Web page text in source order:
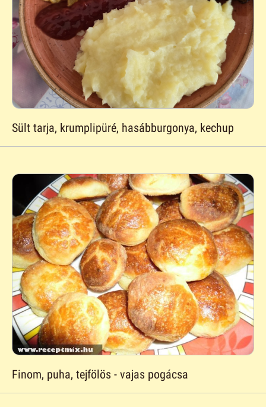
Sült tarja, krumplipüré, hasábburgonya, kechup
Finom, puha, tejfölös - vajas pogácsa